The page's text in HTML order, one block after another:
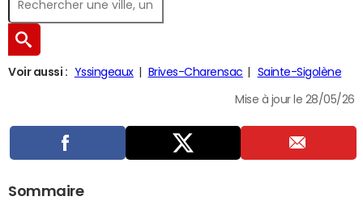
Voir aussi : Yssingeaux Brives-Charensac Sainte-Sigolène
Mise à jour le 28/05/26
Sommaire